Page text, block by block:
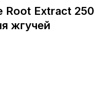
Root Extract 250
жгучей